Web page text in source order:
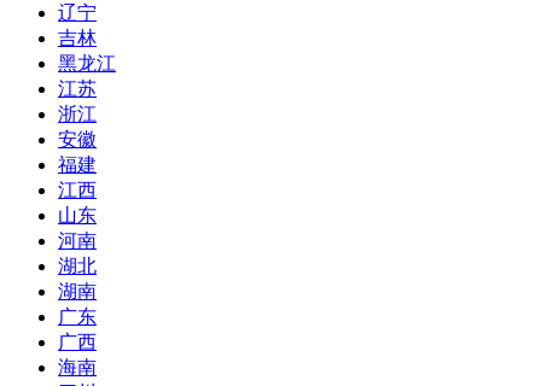
辽宁
吉林
黑龙江
江苏
浙江
安徽
福建
江西
山东
河南
湖北
湖南
广东
广西
海南